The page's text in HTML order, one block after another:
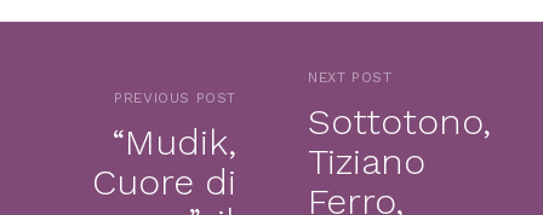
PREVIOUS POST
“Mudik,
Cuore di
NEXT POST
Sottotono,
Tiziano
Ferro,